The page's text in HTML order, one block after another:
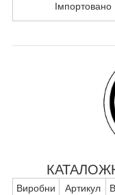
Імпортовано
Виробни
Артикул